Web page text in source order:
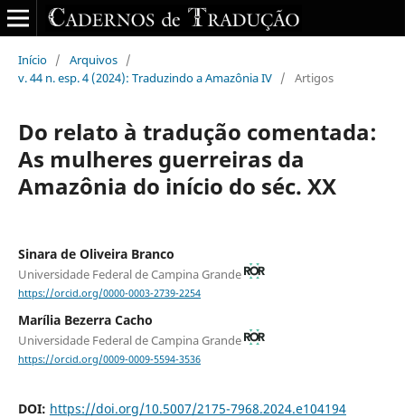
Início / Arquivos /
v. 44 n. esp. 4 (2024): Traduzindo a Amazônia IV / Artigos
Do relato à tradução comentada:
As mulheres guerreiras da
Amazônia do início do séc. XX
Sinara de Oliveira Branco
Universidade Federal de Campina Grande
https://orcid.org/0000-0003-2739-2254
Marília Bezerra Cacho
Universidade Federal de Campina Grande
https://orcid.org/0009-0009-5594-3536
DOI: https://doi.org/10.5007/2175-7968.2024.e104194